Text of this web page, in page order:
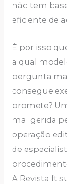
não tem
eficiente de
É por isso
a qual
pergunta
consegue
promete?
mal gerida
operação
de
A Revista ft